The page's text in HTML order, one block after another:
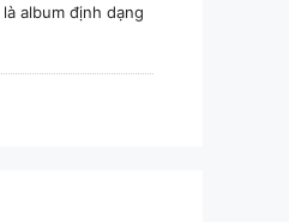
album định dạng